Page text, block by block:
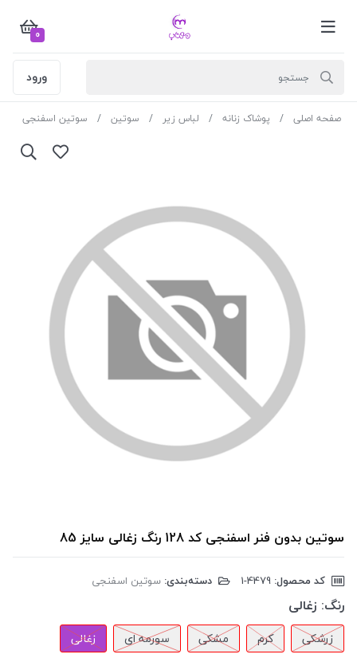
0
ورود
صفحه اصلی پوشاک زنانه لباس زیر سوتین سوتین اسفنجی
سوتین بدون فنر اسفنجی کد 128 رنگ زغالی سایز 85
کد محصول: دسته‌بندی: سوتین اسفنجی
رنگ: زغالی
زرشکی کرم مشکی سورمه ای زغالی